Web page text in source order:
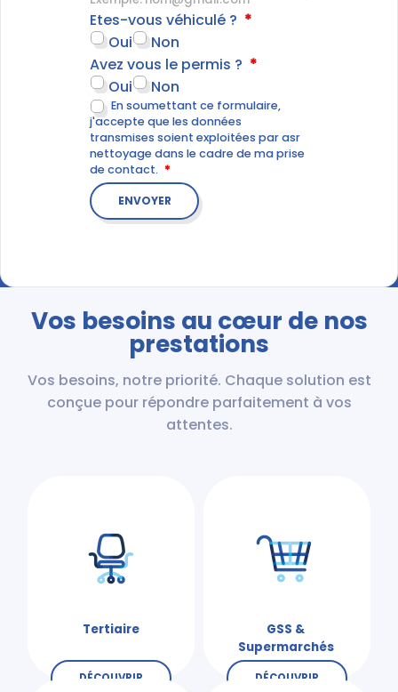
Etes-vous véhiculé ?
Oui
Non
Avez vous le permis ?
Oui
Non
En soumettant ce formulaire,
j'accepte que les données
transmises soient exploitées par asr
nettoyage dans le cadre de ma prise
de contact.
Vos besoins au cœur de nos
prestations
Vos besoins, notre priorité. Chaque solution est
conçue pour répondre parfaitement à vos
attentes.
Tertiaire
DÉCOUVRIR
GSS &
Supermarchés
DÉCOUVRIR